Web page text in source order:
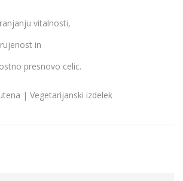
vitalnosti,
in
presnovo celic.
| Vegetarijanski izdelek